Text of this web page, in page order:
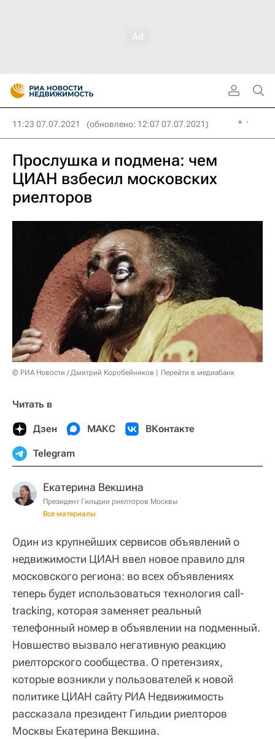
11:23 07.07.2021 (обновлено: 12:07 07.07.2021)
Прослушка и подмена: чем
ЦИАН взбесил московских
риелторов
© РИА Новости / Дмитрий Коробейников Перейти в медиабанк
Читать в
Дзен МАКС ВКонтакте
Telegram
Екатерина Векшина
Президент Гильдии риелторов Москвы
Все материалы
Один из крупнейших сервисов объявлений о
недвижимости ЦИАН ввел новое правило для
московского региона: во всех объявлениях
теперь будет использоваться технология сall-
tracking, которая заменяет реальный
телефонный номер в объявлении на подменный.
Новшество вызвало негативную реакцию
риелторского сообщества. О претензиях,
которые возникли у пользователей к новой
политике ЦИАН сайту РИА Недвижимость
рассказала президент Гильдии риелторов
Москвы Екатерина Векшина.